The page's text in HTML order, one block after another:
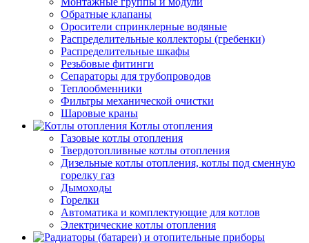
Обратные клапаны
Оросители спринклерные водяные
Распределительные коллекторы (гребенки)
Распределительные шкафы
Резьбовые фитинги
Сепараторы для трубопроводов
Теплообменники
Фильтры механической очистки
Шаровые краны
Котлы отопления
Газовые котлы отопления
Твердотопливные котлы отопления
Дизельные котлы отопления, котлы под сменную
горелку газ
Дымоходы
Горелки
Автоматика и комплектующие для котлов
Электрические котлы отопления